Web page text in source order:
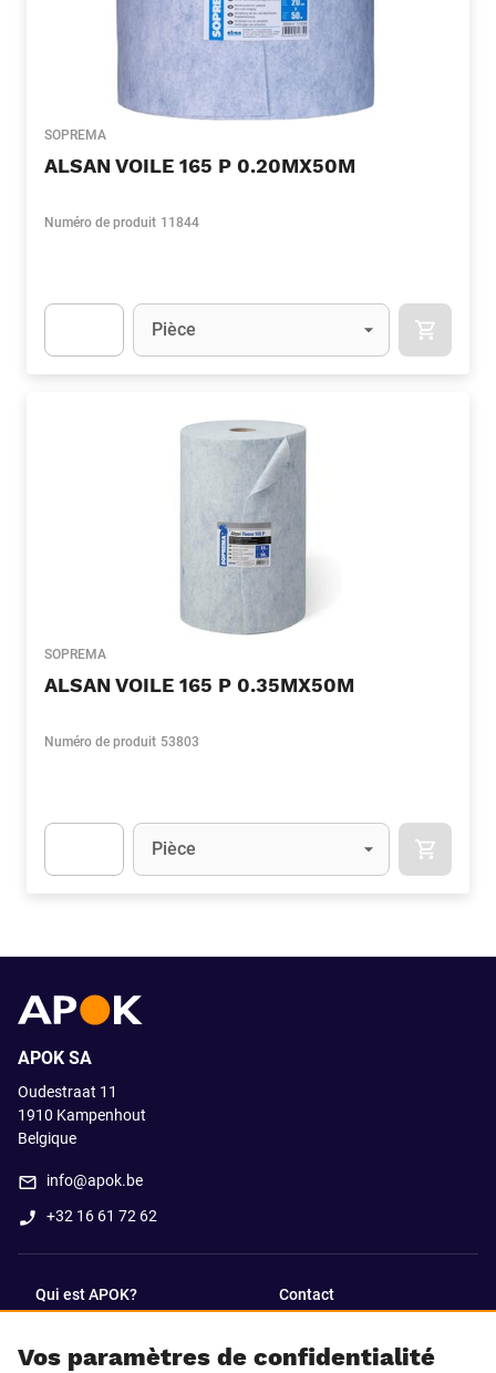
SOPREMA
ALSAN VOILE 165 P 0.20MX50M
Numéro de produit 11844
Unité
Pièce
SOPREMA
ALSAN VOILE 165 P 0.35MX50M
Numéro de produit 53803
Unité
Pièce
Vos paramètres de confidentialité
APOK SA
Oudestraat 11
1910 Kampenhout
Belgique
info@apok.be
+32 16 61 72 62
Qui est APOK? Contact